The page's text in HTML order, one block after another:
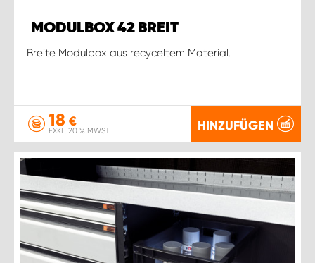
MODULBOX 42 BREIT
Breite Modulbox aus recyceltem Material.
18 €
EXKL. 20 % MWST. HINZUFÜGEN